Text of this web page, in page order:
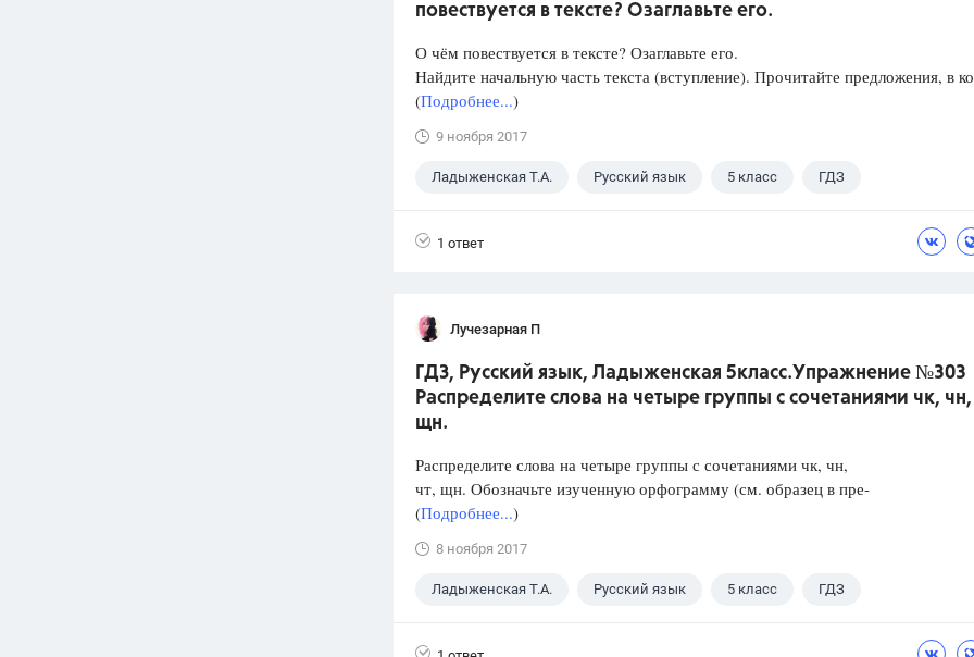
повествуется в тексте? Озаглавьте его.
О чём повествуется в тексте? Озаглавьте его.
Найдите начальную часть текста (вступление). Прочитайте предложения, в
(Подробнее...)
9 ноября 2017
Ладыженская Т.А. Русский язык 5 класс ГДЗ
1 ответ
Лучезарная П
ГДЗ, Русский язык, Ладыженская 5класс.Упражнение №303
Распределите слова на четыре группы с сочетаниями чк, чн,
щн.
Распределите слова на четыре группы с сочетаниями чк, чн,
чт, щн. Обозначьте изученную орфограмму (см. образец в пре-
(Подробнее...)
8 ноября 2017
Ладыженская Т.А. Русский язык 5 класс ГДЗ